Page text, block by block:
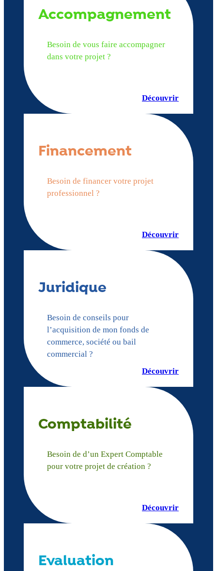
Accompagnement
Besoin de vous faire accompagner
dans votre projet ?
Découvrir
Financement
Besoin de financer votre projet
professionnel ?
Découvrir
Juridique
Besoin de conseils pour
l’acquisition de mon fonds de
commerce, société ou bail
commercial ?
Découvrir
Comptabilité
Besoin de d’un Expert Comptable
pour votre projet de création ?
Découvrir
Evaluation